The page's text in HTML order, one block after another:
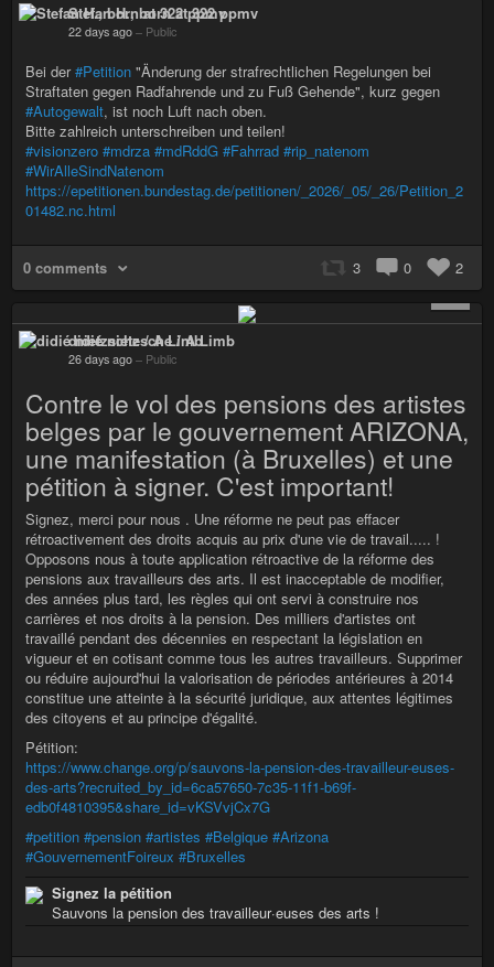
Stefan H., born at 322 ppmv
22 days ago – Public
Bei der#Petition "Änderung der strafrechtlichen Regelungen bei
Straftaten gegen Radfahrende und zu Fuß Gehende", kurz gegen
#Autogewalt, ist noch Luft nach oben.
Bitte zahlreich unterschreiben und teilen!
#visionzero #mdrza #mdRddG #Fahrrad #rip_natenom
#WirAlleSindNatenom
https://epetitionen.bundestag.de/petitionen/_2026/_05/_26/Petition_2
01482.nc.html
0 comments 3 0
2
didié nietzsche / A Limb
26 days ago – Public
Contre le vol des pensions des artistes
belges par le gouvernement ARIZONA,
une manifestation (à Bruxelles) et une
pétition à signer. C'est important!
Signez, merci pour nous . Une réforme ne peut pas effacer
rétroactivement des droits acquis au prix d'une vie de travail..... !
Opposons nous à toute application rétroactive de la réforme des
pensions aux travailleurs des arts. Il est inacceptable de modifier,
des années plus tard, les règles qui ont servi à construire nos
carrières et nos droits à la pension. Des milliers d'artistes ont
travaillé pendant des décennies en respectant la législation en
vigueur et en cotisant comme tous les autres travailleurs. Supprimer
ou réduire aujourd'hui la valorisation de périodes antérieures à 2014
constitue une atteinte à la sécurité juridique, aux attentes légitimes
des citoyens et au principe d'égalité.
Pétition:
https://www.change.org/p/sauvons-la-pension-des-travailleur-euses-
des-arts?recruited_by_id=6ca57650-7c35-11f1-b69f-
edb0f4810395&share_id=vKSVvjCx7G
#petition #pension #artistes #Belgique #Arizona
#GouvernementFoireux #Bruxelles
Signez la pétition
Sauvons la pension des travailleur·euses des arts !